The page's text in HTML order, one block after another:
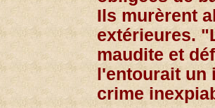
Ils murèrent
extérieures.
maudite et
l'entourait un
crime